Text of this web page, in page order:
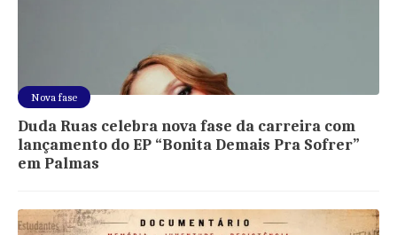
Nova fase
Duda Ruas celebra nova fase da carreira com
lançamento do EP “Bonita Demais Pra Sofrer”
em Palmas